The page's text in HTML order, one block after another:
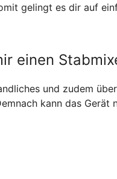
gelingt es dir auf
einen
und zudem
kann das Gerät